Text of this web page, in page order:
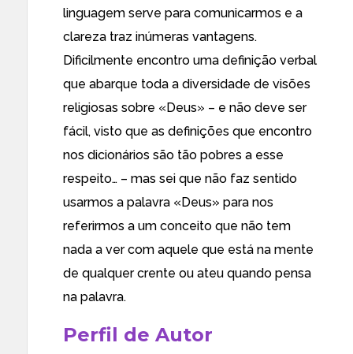
linguagem serve para comunicarmos e a
clareza traz inúmeras vantagens.
Dificilmente encontro uma definição verbal
que abarque toda a diversidade de visões
religiosas sobre «Deus» – e não deve ser
fácil, visto que as definições que encontro
nos dicionários são tão pobres a esse
respeito… – mas sei que não faz sentido
usarmos a palavra «Deus» para nos
referirmos a um conceito que não tem
nada a ver com aquele que está na mente
de qualquer crente ou ateu quando pensa
na palavra.
Perfil de Autor